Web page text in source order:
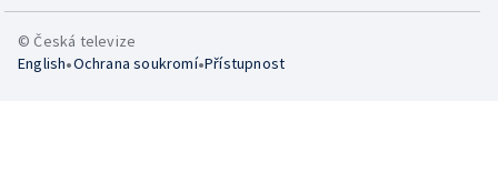
© Česká televize
English•Ochrana soukromí•Přístupnost